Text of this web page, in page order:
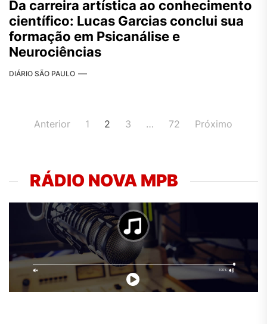
Da carreira artística ao conhecimento
científico: Lucas Garcias conclui sua
formação em Psicanálise e
Neurociências
DIÁRIO SÃO PAULO
Navegação
Anterior 1 2 3 … 72 Próximo
RÁDIO NOVA MPB